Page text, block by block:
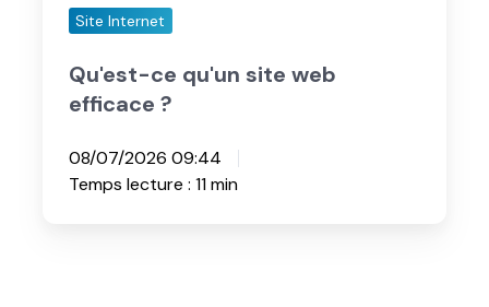
efficace
Qu'est-ce qu'un site web